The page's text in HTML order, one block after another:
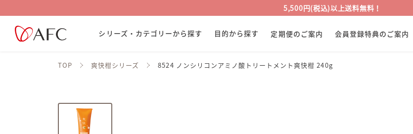
5,500円(税込)以上送料無料！
シリーズ・カテゴリーから探す 目的から探す 定期便のご案内 会員登録特典のご案内
TOP 爽快柑シリーズ 8524 ノンシリコンアミノ酸トリートメント爽快柑 240g